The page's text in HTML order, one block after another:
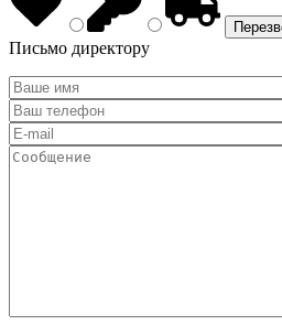
Письмо директору